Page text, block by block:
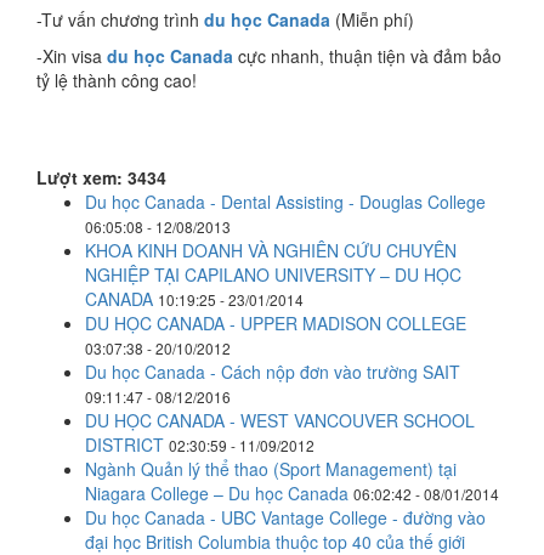
-Tư vấn chương trình du học Canada (Miễn phí)
-Xin visa du học Canada cực nhanh, thuận tiện và đảm bảo
tỷ lệ thành công cao!
Lượt xem: 3434
Du học Canada - Dental Assisting - Douglas College
06:05:08 - 12/08/2013
KHOA KINH DOANH VÀ NGHIÊN CỨU CHUYÊN
NGHIỆP TẠI CAPILANO UNIVERSITY – DU HỌC
CANADA 10:19:25 - 23/01/2014
DU HỌC CANADA - UPPER MADISON COLLEGE
03:07:38 - 20/10/2012
Du học Canada - Cách nộp đơn vào trường SAIT
09:11:47 - 08/12/2016
DU HỌC CANADA - WEST VANCOUVER SCHOOL
DISTRICT 02:30:59 - 11/09/2012
Ngành Quản lý thể thao (Sport Management) tại
Niagara College – Du học Canada 06:02:42 - 08/01/2014
Du học Canada - UBC Vantage College - đường vào
đại học British Columbia thuộc top 40 của thế giới